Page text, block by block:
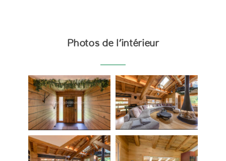
Photos de l’intérieur